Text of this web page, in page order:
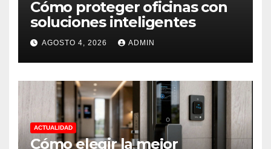
Cómo proteger oficinas con
soluciones inteligentes
AGOSTO 4, 2026 ADMIN
ACTUALIDAD
Cómo elegir la mejor